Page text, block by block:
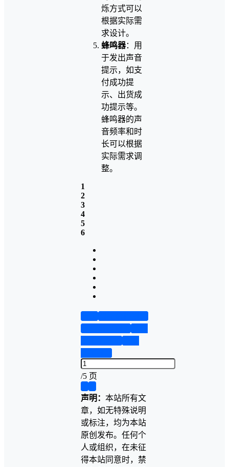
烁方式可以
根据实际需
求设计。
蜂鸣器：用
于发出声音
提示，如支
付成功提
示、出货成
功提示等。
蜂鸣器的声
音频率和时
长可以根据
实际需求调
整。
1
2
3
4
5
6
/5 页
声明： 本站所有文
章，如无特殊说明
或标注，均为本站
原创发布。任何个
人或组织，在未征
得本站同意时，禁